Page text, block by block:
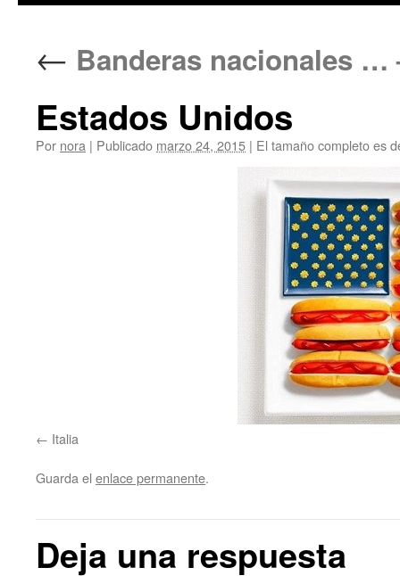
← Banderas nacionales …
Estados Unidos
Por nora | Publicado marzo 24, 2015 | El tamaño completo es
Italia
Guarda el enlace permanente.
Deja una respuesta